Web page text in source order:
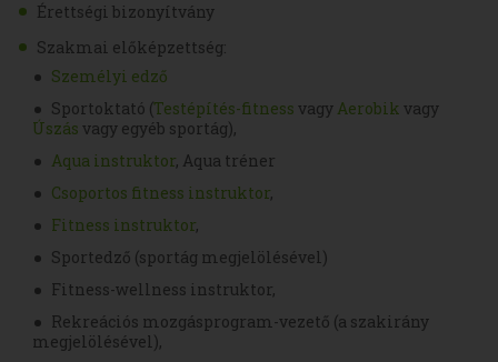
Érettségi bizonyítvány
Szakmai előképzettség:
Személyi edző
Sportoktató (Testépítés-fitness vagy Aerobik vagy
Úszás vagy egyéb sportág),
Aqua instruktor, Aqua tréner
Csoportos fitness instruktor,
Fitness instruktor,
Sportedző (sportág megjelölésével)
Fitness-wellness instruktor,
Rekreációs mozgásprogram-vezető (a szakirány
megjelölésével),